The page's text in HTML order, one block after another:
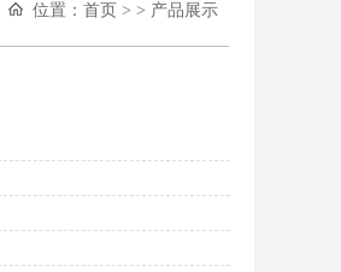
位置： 首页 > > 产品展示